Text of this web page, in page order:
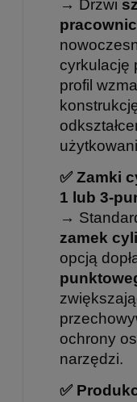
→ Drzwi
cyrkulację
profil
✅ Zamki
1 lub 3-
→
zamek
opcją
ochrony
narzędzi.
✅